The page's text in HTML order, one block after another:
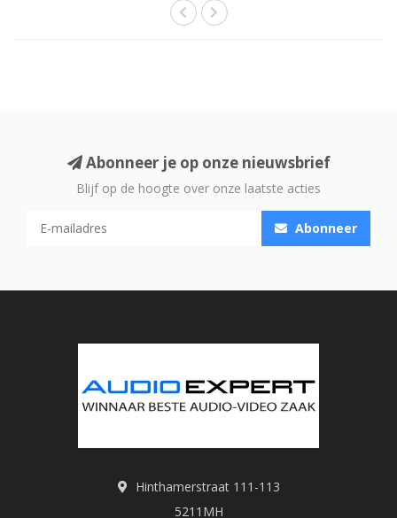
Abonneer je op onze nieuwsbrief
Blijf op de hoogte over onze laatste acties
Abonneer
Hinthamerstraat 111-113
5211MH